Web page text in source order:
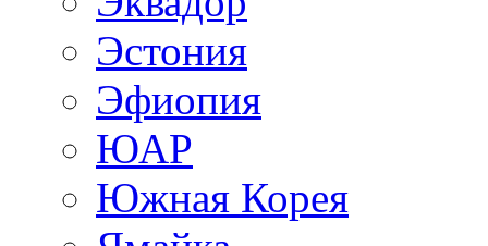
Эстония
Эфиопия
ЮАР
Южная Корея